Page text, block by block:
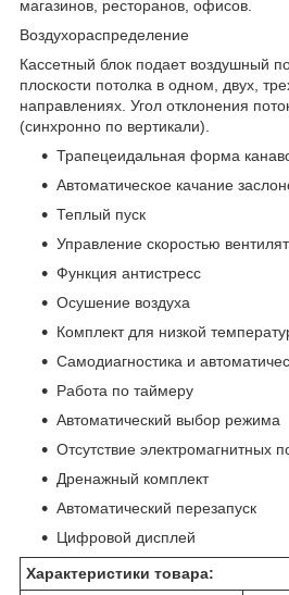
магазинов, ресторанов, офисов.
Воздухораспределение
Кассетный блок подает воздушный
плоскости потолка в одном, двух,
направлениях. Угол отклонения
(синхронно по вертикали).
Трапецеидальная форма
Автоматическое качание
Теплый пуск
Управление скоростью
Функция антистресс
Осушение воздуха
Комплект для низкой
Самодиагностика и
Работа по таймеру
Автоматический выбор режима
Отсутствие электромагнитных
Дренажный комплект
Автоматический перезапуск
Цифровой дисплей
Характеристики товара: